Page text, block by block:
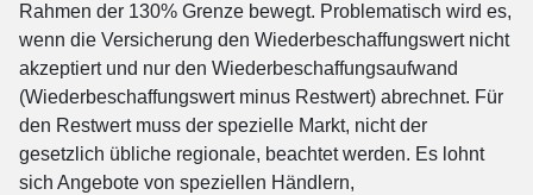
Rahmen der 130% Grenze bewegt. Problematisch wird es,
wenn die Versicherung den Wiederbeschaffungswert nicht
akzeptiert und nur den Wiederbeschaffungsaufwand
(Wiederbeschaffungswert minus Restwert) abrechnet. Für
den Restwert muss der spezielle Markt, nicht der
gesetzlich übliche regionale, beachtet werden. Es lohnt
sich Angebote von speziellen Händlern,